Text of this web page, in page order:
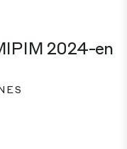
2024-en